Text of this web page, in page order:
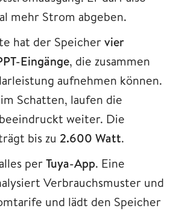
mehr Strom abgeben.
hat der Speichervier
Eingänge, die zusammen
aufnehmen können.
Schatten, laufen die
weiter. Die
bis zu 2.600 Watt.
perTuya-App. Eine
Verbrauchsmuster und
und lädt den Speicher